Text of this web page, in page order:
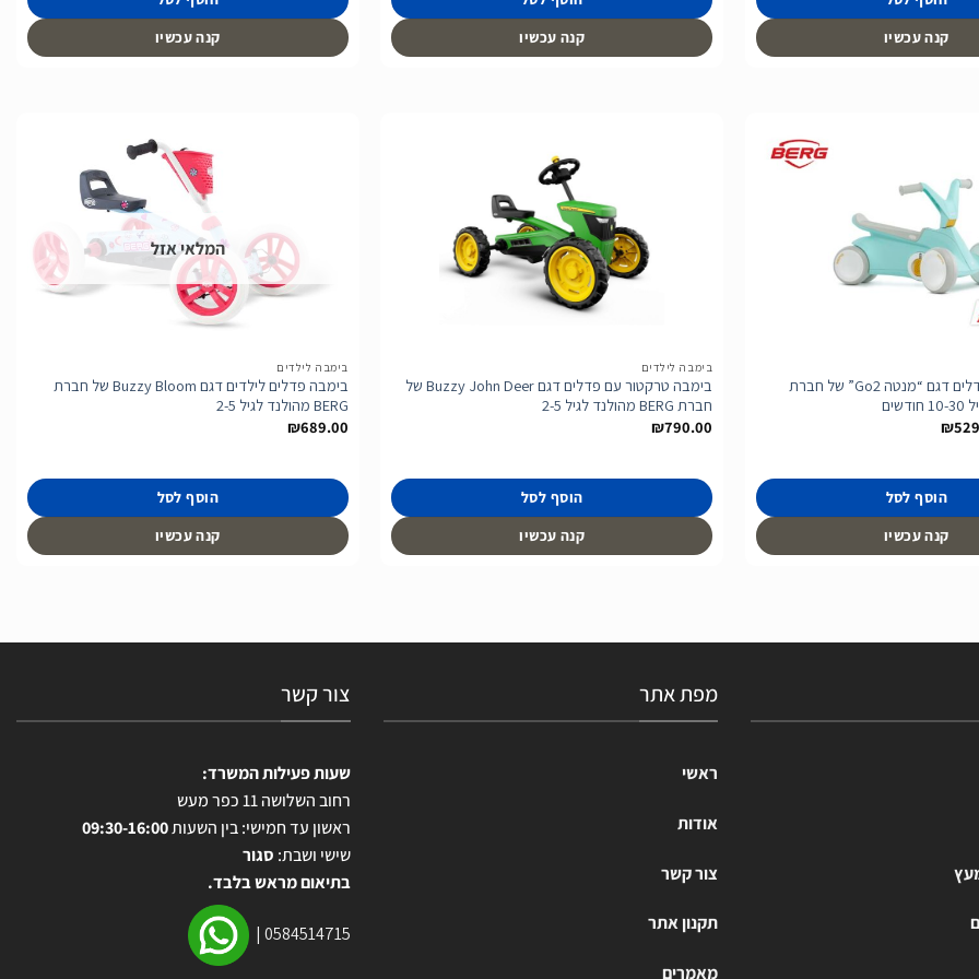
קנה עכשיו
קנה עכשיו
קנה עכשיו
בימבה דחיפה ופדלים דגם “מנטה Go2” של חברת
₪טווח
הוסף לסל
קנה עכשיו
בימבה לילדים
בימבה טרקטור עם פדלים דגם Buzzy John Deer של
חברת BERG מהולנד לגיל 2-5
₪790.00
הוסף לסל
קנה עכשיו
לרשימת
המשאלות
המלאי אזל
בימבה לילדים
בימבה פדלים לילדים דגם Buzzy Bloom של חברת
BERG מהולנד לגיל 2-5
₪689.00
הוסף לסל
קנה עכשיו
מפת אתר
ראשי
אודות
צור קשר
תקנון אתר
מאמרים
צור קשר
שעות פעילות המשרד:
רחוב השלושה 11 כפר מעש
ראשון עד חמישי: בין השעות09:30-16:00
שישי ושבת: סגור
בתיאום מראש בלבד.
0584514715
|